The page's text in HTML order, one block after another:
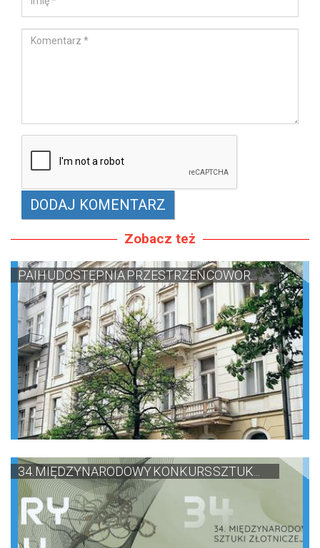
Zobacz też
PAIH UDOSTĘPNIA PRZESTRZEŃ COWOR...
34. MIĘDZYNARODOWY KONKURS SZTUK...